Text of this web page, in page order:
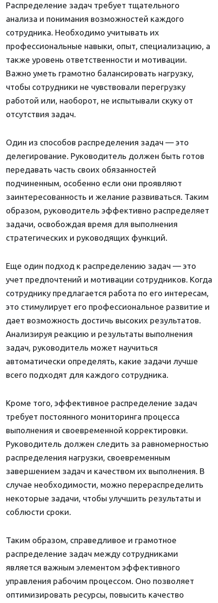
Распределение задач требует тщательного
анализа и понимания возможностей каждого
сотрудника. Необходимо учитывать их
профессиональные навыки, опыт, специализацию, а
также уровень ответственности и мотивации.
Важно уметь грамотно балансировать нагрузку,
чтобы сотрудники не чувствовали перегрузку
работой или, наоборот, не испытывали скуку от
отсутствия задач.
Один из способов распределения задач — это
делегирование. Руководитель должен быть готов
передавать часть своих обязанностей
подчиненным, особенно если они проявляют
заинтересованность и желание развиваться. Таким
образом, руководитель эффективно распределяет
задачи, освобождая время для выполнения
стратегических и руководящих функций.
Еще один подход к распределению задач — это
учет предпочтений и мотивации сотрудников. Когда
сотруднику предлагается работа по его интересам,
это стимулирует его профессиональное развитие и
дает возможность достичь высоких результатов.
Анализируя реакцию и результаты выполнения
задач, руководитель может научиться
автоматически определять, какие задачи лучше
всего подходят для каждого сотрудника.
Кроме того, эффективное распределение задач
требует постоянного мониторинга процесса
выполнения и своевременной корректировки.
Руководитель должен следить за равномерностью
распределения нагрузки, своевременным
завершением задач и качеством их выполнения. В
случае необходимости, можно перераспределить
некоторые задачи, чтобы улучшить результаты и
соблюсти сроки.
Таким образом, справедливое и грамотное
распределение задач между сотрудниками
является важным элементом эффективного
управления рабочим процессом. Оно позволяет
оптимизировать ресурсы, повысить качество